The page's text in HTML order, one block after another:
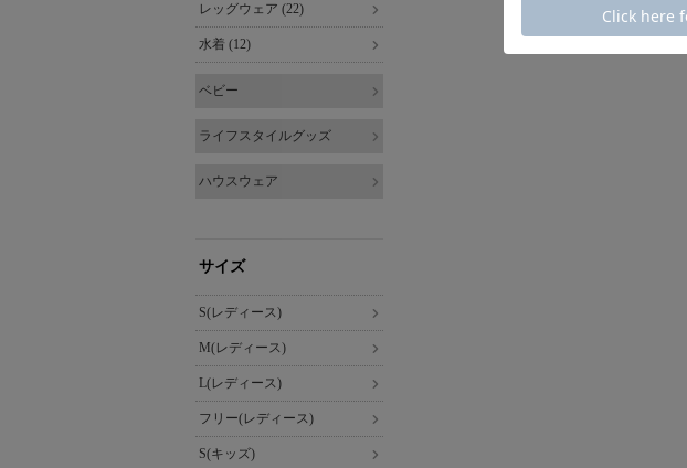
レッグウェア (22)
水着 (12)
ベビー
ライフスタイルグッズ
ハウスウェア
サイズ
S(レディース)
M(レディース)
L(レディース)
フリー(レディース)
S(キッズ)